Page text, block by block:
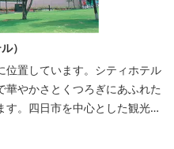
）
位置しています。シティホテル
やかさとくつろぎにあふれた
。四日市を中心とした観光、
点として便利にご利用いただ